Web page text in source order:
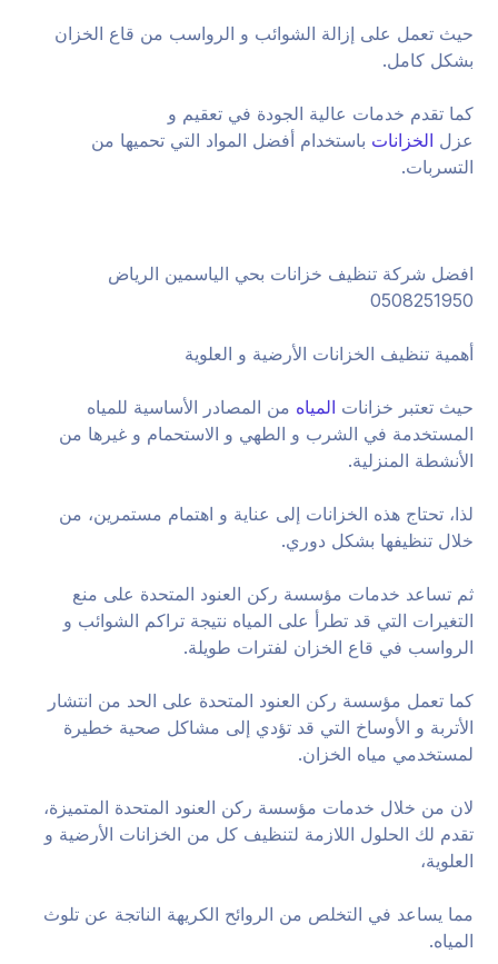
حيث تعمل على إزالة الشوائب و الرواسب من قاع الخزان
بشكل كامل.
كما تقدم خدمات عالية الجودة في تعقيم و
عزل الخزانات باستخدام أفضل المواد التي تحميها من
التسربات.
افضل شركة تنظيف خزانات بحي الياسمين الرياض
0508251950
أهمية تنظيف الخزانات الأرضية و العلوية
حيث تعتبر خزانات المياه من المصادر الأساسية للمياه
المستخدمة في الشرب و الطهي و الاستحمام و غيرها من
الأنشطة المنزلية.
لذا، تحتاج هذه الخزانات إلى عناية و اهتمام مستمرين، من
خلال تنظيفها بشكل دوري.
ثم تساعد خدمات مؤسسة ركن العنود المتحدة على منع
التغيرات التي قد تطرأ على المياه نتيجة تراكم الشوائب و
الرواسب في قاع الخزان لفترات طويلة.
كما تعمل مؤسسة ركن العنود المتحدة على الحد من انتشار
الأتربة و الأوساخ التي قد تؤدي إلى مشاكل صحية خطيرة
لمستخدمي مياه الخزان.
لان من خلال خدمات مؤسسة ركن العنود المتحدة المتميزة،
تقدم لك الحلول اللازمة لتنظيف كل من الخزانات الأرضية و
العلوية،
مما يساعد في التخلص من الروائح الكريهة الناتجة عن تلوث
المياه.